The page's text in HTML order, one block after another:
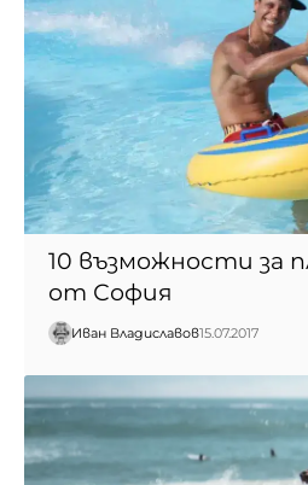
10 възможности за
от София
Иван Владиславов15.07.2017